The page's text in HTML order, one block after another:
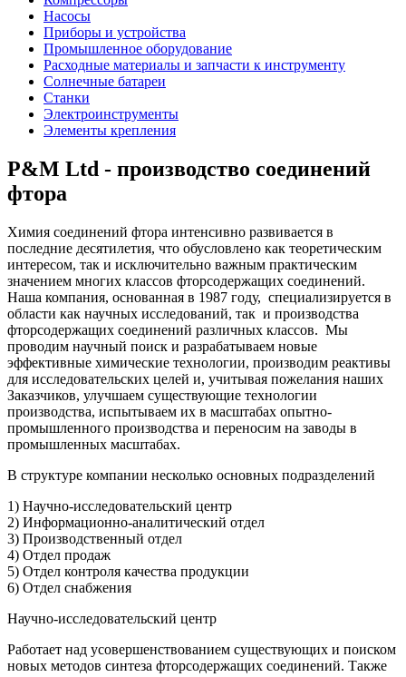
Насосы
Приборы и устройства
Промышленное оборудование
Расходные материалы и запчасти к инструменту
Солнечные батареи
Станки
Электроинструменты
Элементы крепления
P&M Ltd - производство соединений
фтора
Химия соединений фтора интенсивно развивается в
последние десятилетия, что обусловлено как теоретическим
интересом, так и исключительно важным практическим
значением многих классов фторсодержащих соединений.
Наша компания, основанная в 1987 году, специализируется в
области как научных исследований, так и производства
фторсодержащих соединений различных классов. Мы
проводим научный поиск и разрабатываем новые
эффективные химические технологии, производим реактивы
для исследовательских целей и, учитывая пожелания наших
Заказчиков, улучшаем существующие технологии
производства, испытываем их в масштабах опытно-
промышленного производства и переносим на заводы в
промышленных масштабах.
В структуре компании несколько основных подразделений
1) Научно-исследовательский центр
2) Информационно-аналитический отдел
3) Производственный отдел
4) Отдел продаж
5) Отдел контроля качества продукции
6) Отдел снабжения
Научно-исследовательский центр
Работает над усовершенствованием существующих и поиском
новых методов синтеза фторсодержащих соединений. Также